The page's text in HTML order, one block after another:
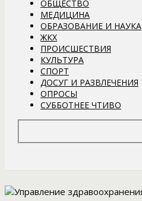
ОБЩЕСТВО
МЕДИЦИНА
ОБРАЗОВАНИЕ И НАУКА
ЖКХ
ПРОИСШЕСТВИЯ
КУЛЬТУРА
СПОРТ
ДОСУГ И РАЗВЛЕЧЕНИЯ
ОПРОСЫ
СУББОТНЕЕ ЧТИВО